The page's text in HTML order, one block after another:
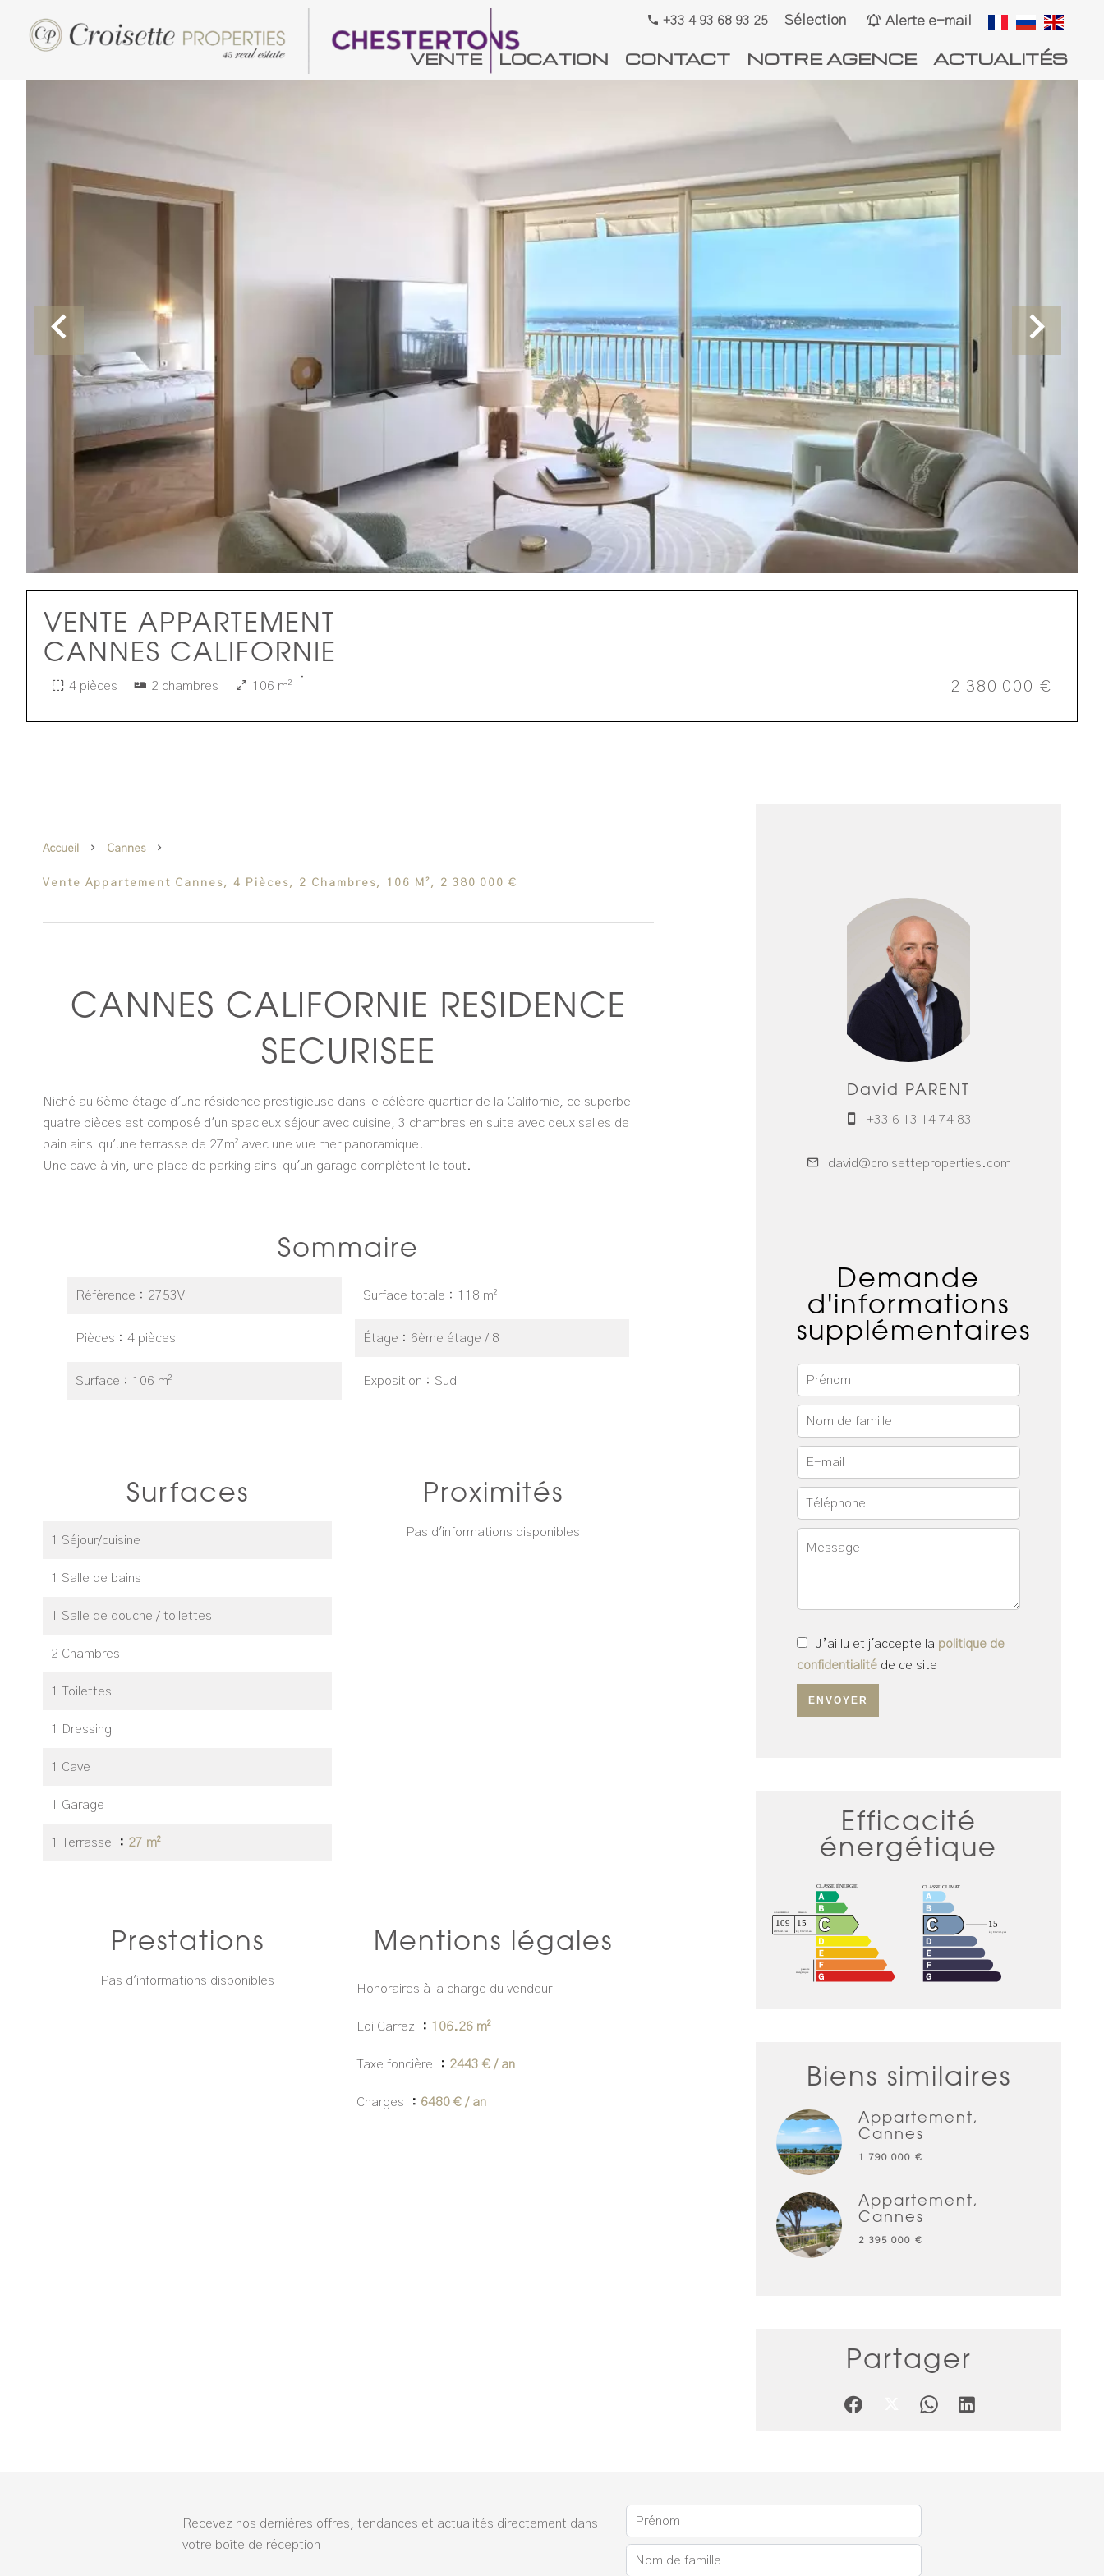
+33 4 93 68 93 25 Sélection Alerte e-mail
VENTE LOCATION CONTACT NOTRE AGENCE ACTUALITÉS
VENTE APPARTEMENT
CANNES CALIFORNIE
4 pièces 2 chambres 106 m² 2 380 000 €
·
Accueil Cannes
Vente Appartement Cannes, 4 Pièces, 2 Chambres, 106 M², 2 380 000 €
CANNES CALIFORNIE RESIDENCE
SECURISEE
Niché au 6ème étage d'une résidence prestigieuse dans le célèbre quartier de la Californie, ce superbe
quatre pièces est composé d'un spacieux séjour avec cuisine, 3 chambres en suite avec deux salles de
bain ainsi qu'une terrasse de 27m² avec une vue mer panoramique.
Une cave à vin, une place de parking ainsi qu'un garage complètent le tout.
Sommaire
Référence 2753V
Pièces 4 pièces
Surface 106 m²
Surface totale 118 m²
Étage 6ème étage / 8
Exposition Sud
Surfaces
1 Séjour/cuisine
1 Salle de bains
1 Salle de douche / toilettes
2 Chambres
1 Toilettes
1 Dressing
1 Cave
1 Garage
1 Terrasse 27 m²
Proximités
Pas d'informations disponibles
Prestations
Pas d'informations disponibles
Mentions légales
Honoraires à la charge du vendeur
Loi Carrez 106.26 m²
Taxe foncière 2443 € / an
Charges 6480 € / an
David PARENT
+33 6 13 14 74 83
david@croisetteproperties.com
Demande
d'informations
supplémentaires
J’ai lu et j'accepte la politique de
confidentialité de ce site
ENVOYER
Efficacité
énergétique
Biens similaires
Appartement,
Cannes
1 790 000 €
Appartement,
Cannes
2 395 000 €
Partager
Recevez nos dernières offres, tendances et actualités directement dans
votre boîte de réception